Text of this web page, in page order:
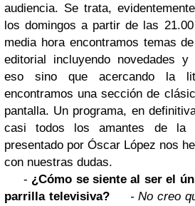
audiencia. Se trata,
los domingos a partir de las
media hora encontramos temas
editorial incluyendo novedades
eso sino que acercando la
encontramos una sección de
pantalla. Un programa, en
casi todos los amantes de la
presentado por Óscar López nos
con nuestras dudas.
- ¿Cómo se siente al ser el
parrilla televisiva?- No creo